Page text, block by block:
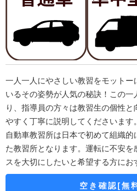
一人一人にやさしい教習をモットー
いるその姿勢が人気の秘訣！この一
り、指導員の方々は教習生の個性と
やすく丁寧に説明してくださいます
自動車教習所は日本で初めて組織的
た教習所となります。運転に不安を
スを大切にしたいと希望する方にお
空き確認[無